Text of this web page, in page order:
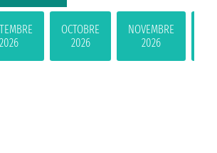
2026
OCTOBRE
2026
NOVEMBRE
2026